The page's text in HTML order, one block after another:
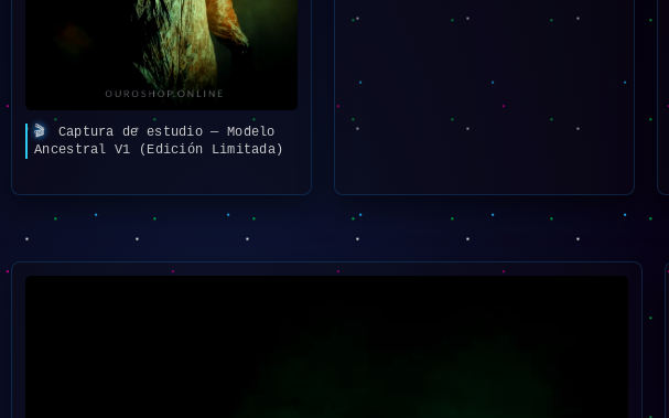
🎬
Captura de estudio — Modelo
Ancestral V1 (Edición Limitada)